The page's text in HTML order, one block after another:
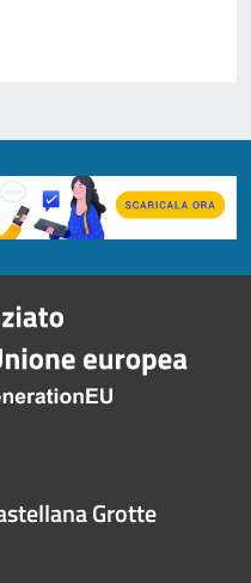
Grotte